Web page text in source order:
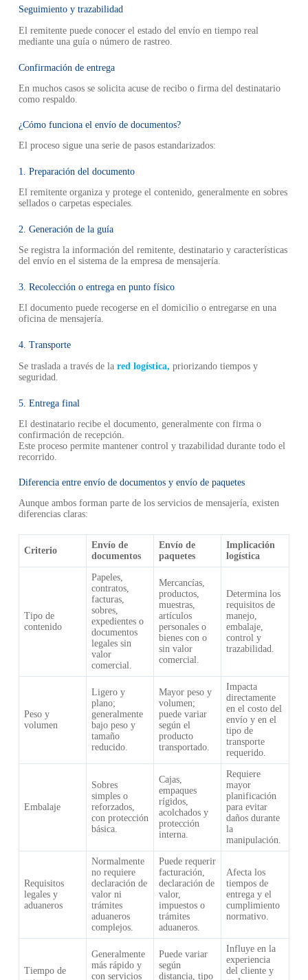
Seguimiento y trazabilidad
El remitente puede conocer el estado del envío en tiempo real
mediante una guía o número de rastreo.
Confirmación de entrega
En muchos casos se solicita acuse de recibo o firma del destinatario
como respaldo.
¿Cómo funciona el envío de documentos?
El proceso sigue una serie de pasos estandarizados:
1. Preparación del documento
El remitente organiza y protege el contenido, generalmente en sobres
sellados o carpetas especiales.
2. Generación de la guía
Se registra la información del remitente, destinatario y características
del envío en el sistema de la empresa de mensajería.
3. Recolección o entrega en punto físico
El documento puede recogerse en el domicilio o entregarse en una
oficina de mensajería.
4. Transporte
Se traslada a través de la red logística, priorizando tiempos y
seguridad.
5. Entrega final
El destinatario recibe el documento, generalmente con firma o
confirmación de recepción.
Este proceso permite mantener control y trazabilidad durante todo el
recorrido.
Diferencia entre envío de documentos y envío de paquetes
Aunque ambos forman parte de los servicios de mensajería, existen
diferencias claras:
Criterio
Envío de
documentos
Envío de
paquetes
Implicación
logística
Tipo de
contenido
Papeles,
contratos,
facturas,
sobres,
expedientes o
documentos
legales sin
valor
comercial.
Mercancías,
productos,
muestras,
artículos
personales o
bienes con o
sin valor
comercial.
Determina los
requisitos de
manejo,
embalaje,
control y
trazabilidad.
Peso y
volumen
Ligero y
plano;
generalmente
bajo peso y
tamaño
reducido.
Mayor peso y
volumen;
puede variar
según el
producto
transportado.
Impacta
directamente
en el costo del
envío y en el
tipo de
transporte
requerido.
Embalaje
Sobres
simples o
reforzados,
con protección
básica.
Cajas,
empaques
rígidos,
acolchados y
protección
interna.
Requiere
mayor
planificación
para evitar
daños durante
la
manipulación.
Requisitos
legales y
aduaneros
Normalmente
no requiere
declaración de
valor ni
trámites
aduaneros
complejos.
Puede requerir
facturación,
declaración de
valor,
impuestos o
trámites
aduaneros.
Afecta los
tiempos de
entrega y el
cumplimiento
normativo.
Tiempo de
Generalmente
más rápido y
con servicios
Puede variar
según
distancia, tipo
Influye en la
experiencia
del cliente y